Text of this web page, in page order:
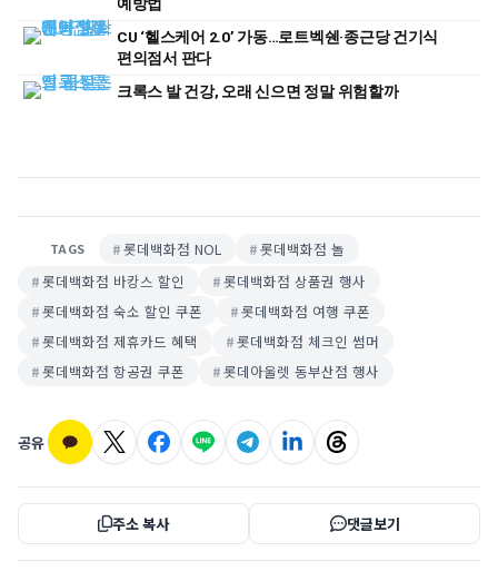
CU ‘헬스케어 2.0’ 가동…로트벡쉔·종근당 건기식
편의점서 판다
크록스 발 건강, 오래 신으면 정말 위험할까
TAGS 롯데백화점 NOL
롯데백화점 놀
롯데백화점 바캉스 할인
롯데백화점 상품권 행사
롯데백화점 숙소 할인 쿠폰
롯데백화점 여행 쿠폰
롯데백화점 제휴카드 혜택
롯데백화점 체크인 썸머
롯데백화점 항공권 쿠폰
롯데아울렛 동부산점 행사
공유
주소 복사 댓글보기